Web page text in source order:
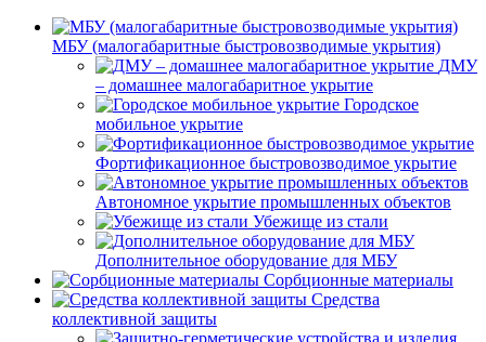
МБУ (малогабаритные быстровозводимые укрытия)
ДМУ
– домашнее малогабаритное укрытие
Городское
мобильное укрытие
Фортификационное быстровозводимое укрытие
Автономное укрытие промышленных объектов
Убежище из стали
Дополнительное оборудование для МБУ
Сорбционные материалы
Средства
коллективной защиты